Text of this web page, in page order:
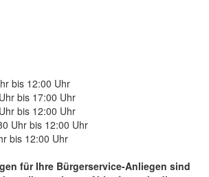
bis 12:00 Uhr
bis 17:00 Uhr
bis 12:00 Uhr
Uhr bis 12:00 Uhr
bis 12:00 Uhr
für Ihre Bürgerservice-Anliegen sind